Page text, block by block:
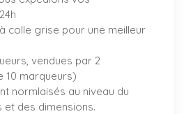
colle grise pour une meilleur
vendues par 2
10 marqueurs)
normlaisés au niveau du
des dimensions.